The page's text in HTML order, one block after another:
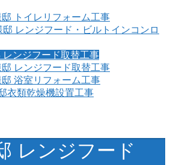
トイレリフォーム工事
レンジフード・ビルトインコンロ
レンジフード取替工事
レンジフード取替工事
浴室リフォーム工事
衣類乾燥機設置工事
レンジフード